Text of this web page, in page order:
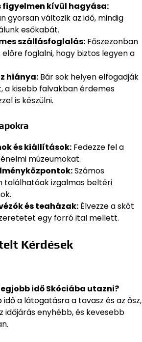
figyelmen kívül hagyása:
gyorsan változik az idő, mindig
esőkabát.
szállásfoglalás: Főszezonban
foglalni, hogy biztos legyen a
hiánya: Bár sok helyen elfogadják
a kisebb falvakban érdemes
is készülni.
és kiállítások: Fedezze fel a
múzeumokat.
Számos
találhatóak izgalmas beltéri
és teaházak: Élvezze a skót
egy forró ital mellett.
Kérdések
idő Skóciába utazni?
idő a látogatásra a tavasz és az ősz,
időjárás enyhébb, és kevesebb